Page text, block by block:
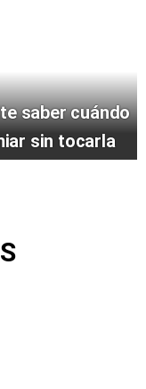
saber cuándo
sin tocarla